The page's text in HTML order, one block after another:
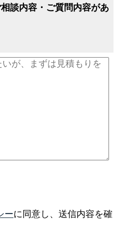
談内容・ご質問内容があ
ーに同意し、送信内容を確